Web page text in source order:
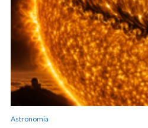
Astronomia